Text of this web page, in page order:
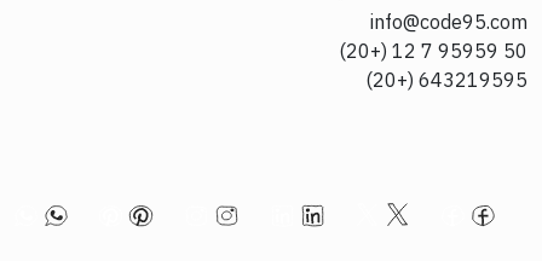
info@code95.com
50 95959 7 12 (+20)
643219595 (+20)